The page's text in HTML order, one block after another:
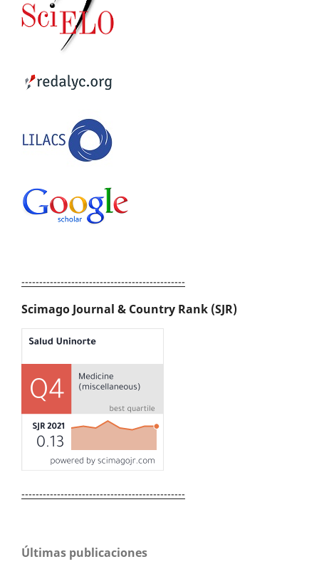
----------------------------------------------
Scimago Journal & Country Rank (SJR)
----------------------------------------------
Últimas publicaciones